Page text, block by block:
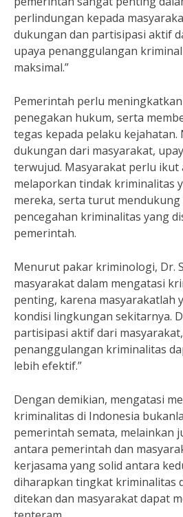
perlindungan kepada
dukungan dan partisipasi aktif
upaya penanggulangan
maksimal.”
Pemerintah perlu
penegakan hukum, serta
tegas kepada pelaku kejahatan.
dukungan dari masyarakat,
terwujud. Masyarakat perlu ikut
melaporkan tindak kriminalitas
mereka, serta turut
pencegahan kriminalitas yang
pemerintah.
Menurut pakar kriminologi, Dr.
masyarakat dalam mengatasi
penting, karena masyarakatlah
kondisi lingkungan sekitarnya.
partisipasi aktif dari
penanggulangan kriminalitas
lebih efektif.”
Dengan demikian, mengatasi
kriminalitas di Indonesia
pemerintah semata, melainkan
antara pemerintah dan
kerjasama yang solid antara
diharapkan tingkat kriminalitas
ditekan dan masyarakat dapat